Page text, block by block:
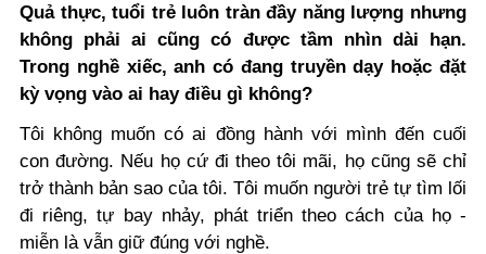
Quả thực, tuổi trẻ luôn tràn đầy năng lượng nhưng
không phải ai cũng có được tầm nhìn dài hạn.
Trong nghề xiếc, anh có đang truyền dạy hoặc đặt
kỳ vọng vào ai hay điều gì không?
Tôi không muốn có ai đồng hành với mình đến cuối
con đường. Nếu họ cứ đi theo tôi mãi, họ cũng sẽ chỉ
trở thành bản sao của tôi. Tôi muốn người trẻ tự tìm lối
đi riêng, tự bay nhảy, phát triển theo cách của họ -
miễn là vẫn giữ đúng với nghề.